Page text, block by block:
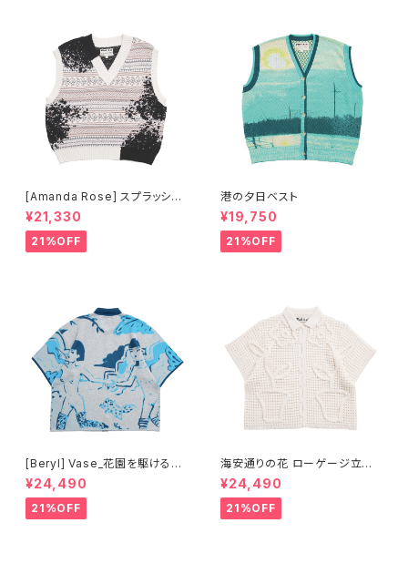
[Amanda Rose] スプラッシュ
インク風フェアアイル ベスト
¥21,330
21%OFF
港の夕日ベスト
¥19,750
21%OFF
[Beryl] Vase_花園を駆ける少
女 半袖ニットシャツ
¥24,490
21%OFF
海安通りの花 ローゲージ立体
オープンシャツ- アイボリー
¥24,490
21%OFF